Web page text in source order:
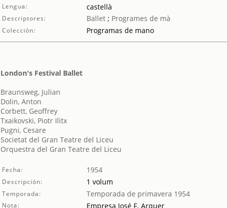
Lengua: castellà
Descriptores: Ballet; Programes de mà
Colección: Programas de mano
London's Festival Ballet
Braunsweg, Julian
Dolin, Anton
Corbett, Geoffrey
Txaikovski, Piotr Ilitx
Pugni, Cesare
Societat del Gran Teatre del Liceu
Orquestra del Gran Teatre del Liceu
Fecha: 1954
Descripción: 1 volum
Temporada: Temporada de primavera 1954
Nota: Empresa José F. Arquer